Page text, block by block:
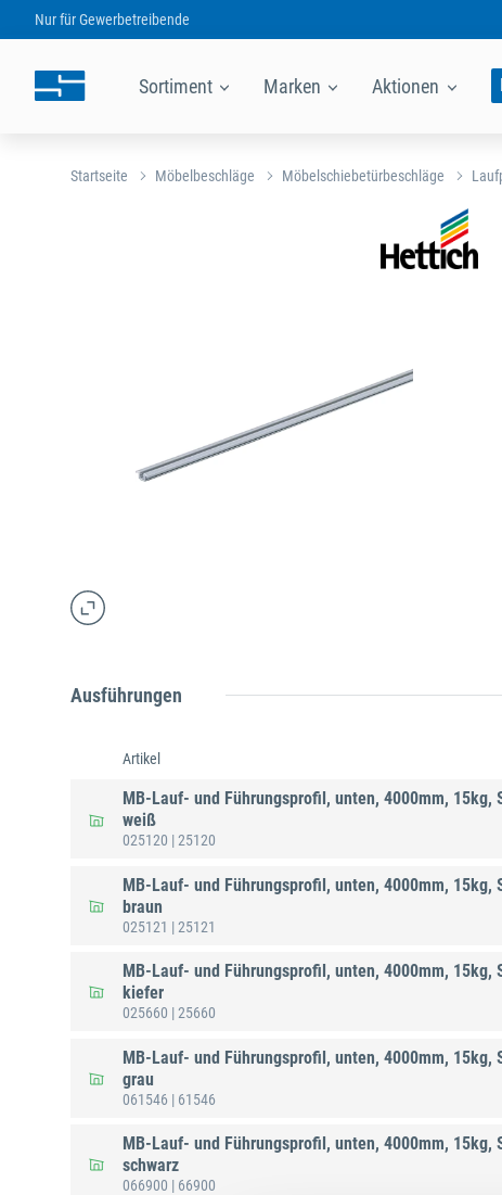
Nur fürGewerbetreibende
Sortiment Marken Aktionen
Startseite Möbelbeschläge Möbelschiebetürbeschläge
Ausführungen
Artikel
MB-Lauf- und Führungsprofil, unten, 4000mm, 15kg,
weiß
025120 | 25120
MB-Lauf- und Führungsprofil, unten, 4000mm, 15kg,
braun
025121 | 25121
MB-Lauf- und Führungsprofil, unten, 4000mm, 15kg,
kiefer
025660 | 25660
MB-Lauf- und Führungsprofil, unten, 4000mm, 15kg,
grau
061546 | 61546
MB-Lauf- und Führungsprofil, unten, 4000mm, 15kg,
schwarz
066900 | 66900